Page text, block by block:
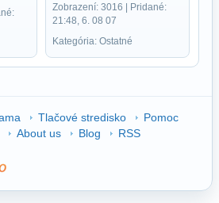
Zobrazení: 3016 | Pridané:
21:48, 6. 08 07
Kategória: Ostatné
Tlačové stredisko
Pomoc
About us Blog
RSS